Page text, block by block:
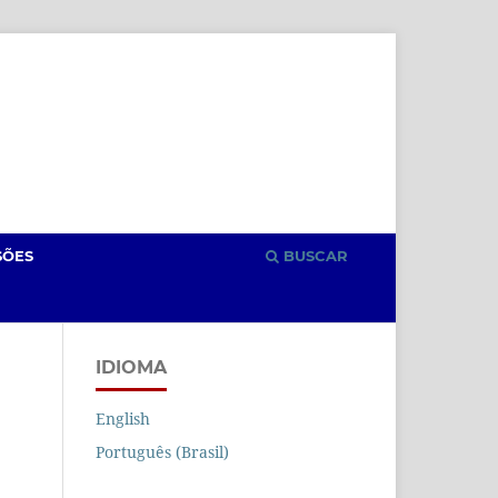
BUSCAR
IDIOMA
English
Português (Brasil)